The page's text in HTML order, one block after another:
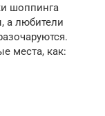
шоппинга
а любители
места, как: